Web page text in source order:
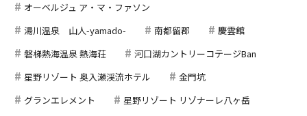
オーベルジュ ア・マ・ファソン
湯川温泉 山人-yamado-
南都留郡
慶雲館
磐梯熱海温泉 熱海荘
河口湖カントリーコテージBan
星野リゾート 奥入瀬渓流ホテル
金門坑
グランエレメント
星野リゾート リゾナーレ八ヶ岳